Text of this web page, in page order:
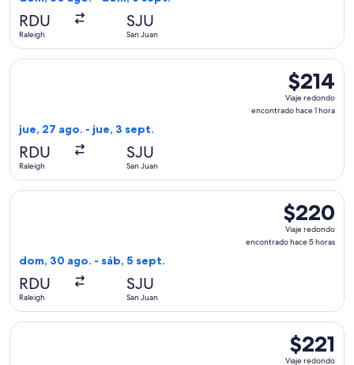
RDU
Raleigh
SJU
San Juan
$214
Viaje
redondo,
$214
Viaje redondo
encontrado hace 1 hora
jue, 27 ago. - jue, 3 sept.
RDU
Raleigh
SJU
San Juan
Seleccionar vuelo de Frontier Airlines, con salida el jue, 27
$220
Viaje
redondo,
$220
Viaje redondo
encontrado hace 5 horas
dom, 30 ago. - sáb, 5 sept.
RDU
Raleigh
SJU
San Juan
Seleccionar vuelo de Frontier Airlines, con salida el dom,
$221
Viaje
$221
Viaje redondo
Seleccionar vuelo de Frontier Airlines, con salida el dom,